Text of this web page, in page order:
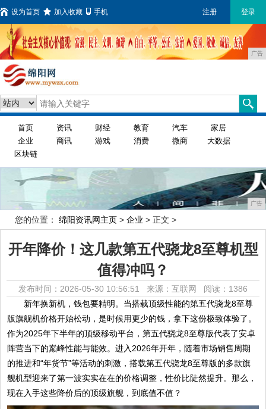
设为首页 加入收藏 手机 注册 登录
广告
首页 资讯 财经 教育 汽车
家居
企业
商讯 游戏 消费 微商
大数据
区块链
广告
您的位置： 绵阳资讯网主页 > 企业 > 正文 >
开年降价！这几款第五代骁龙8至尊机型
值得冲吗？
发布时间：2026-05-30 10:56:51 来源：互联网 阅读：1386
新年换新机，钱包要精明。当搭载顶级性能的第五代骁龙8至尊
版旗舰机价格开始松动，是时候用更少的钱，拿下这份极致体验了。
作为2025年下半年的顶级移动平台，第五代骁龙8至尊版代表了安卓
阵营当下的巅峰性能与能效。进入2026年开年，随着市场销售周期
的推进和“年货节”等活动的刺激，搭载第五代骁龙8至尊版的多款旗
舰机型迎来了第一波实实在在的价格调整，性价比陡然提升。那么，
现在入手这些降价后的顶级旗舰，到底值不值？